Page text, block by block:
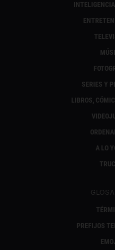
SERIES Y
LIBROS,
A LO
PREFIJOS